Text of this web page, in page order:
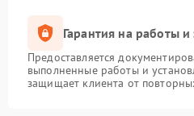
Гарантия на работы и
Предоставляется
выполненные работы и
защищает клиента от